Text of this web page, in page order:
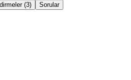
(3) Sorular